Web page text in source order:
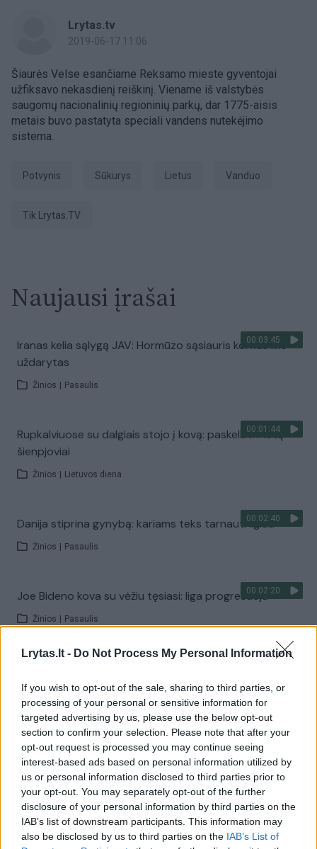
Lrytas.lt - Do Not Process My Personal Information
If you wish to opt-out of the sale, sharing to third parties, or
processing of your personal or sensitive information for
targeted advertising by us, please use the below opt-out
section to confirm your selection. Please note that after your
opt-out request is processed you may continue seeing
interest-based ads based on personal information utilized by
us or personal information disclosed to third parties prior to
your opt-out. You may separately opt-out of the further
disclosure of your personal information by third parties on the
IAB’s list of downstream participants. This information may
also be disclosed by us to third parties on the IAB’s List of
Lrytas.tv
2019-06-17 11:06
Šiaurės Velse esančiame Reksamo mieste gyventojai
užfiksavo nekasdienį reiškinį. Viename iš valstybės
saugomų nacionalinių regioninių parkų, dar 1775-aisis
metais buvo pastatyta speciali vandens nutekėjimo
sistema.
potvynis Sūkurys Lietus Vanduo
tik Lrytas.TV
Naujausi įrašai
00:03:45
Iranas kelia sąlygą JAV: Hormūzo sąsiauris kol kas liks
uždarytas
Žinios Pasaulis
00:01:44
Rupkalviuose su dalgiais stojo į kovą: paskelbti Metų
šienpjoviai
Žinios Lietuvos diena
00:02:40
Danija stiprina gynybą: kariams teks tarnauti ilgiau
Žinios Pasaulis
00:02:20
Joe Bideno kova su vėžiu tęsiasi: liga progresuoja
Žinios Pasaulis
Žiūrimiausi įrašai
00:00:30
Vaizdai iš tragiškos avarijos Vilniaus r.: dviejų moterų ir
vaiko gyvybių išgelbėti nepavyko
Žinios Lietuvos diena